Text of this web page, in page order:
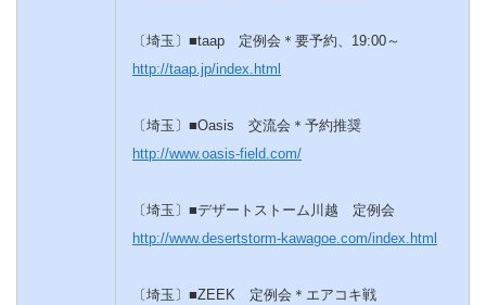
〔埼玉〕■taap 定例会＊要予約、19:00～
http://taap.jp/index.html
〔埼玉〕■Oasis 交流会＊予約推奨
http://www.oasis-field.com/
〔埼玉〕■デザートストーム川越 定例会
http://www.desertstorm-kawagoe.com/index.html
〔埼玉〕■ZEEK 定例会＊エアコキ戦